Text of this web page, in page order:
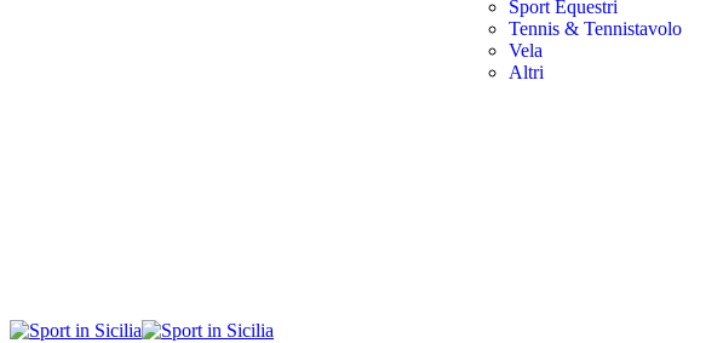
Sport Equestri
Tennis & Tennistavolo
Vela
Altri